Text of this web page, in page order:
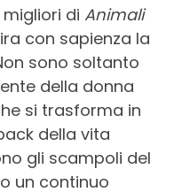
di Animali
con sapienza la
sono soltanto
della donna
si trasforma in
della vita
gli scampoli del
un continuo